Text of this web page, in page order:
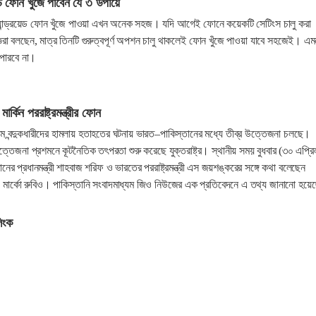
ফোন খুঁজে পাওয়া এখন অনেক সহজ। যদি আগেই ফোনে কয়েকটি সেটিংস চালু করা
বলছেন, মাত্র তিনটি গুরুত্বপূর্ণ অপশন চালু থাকলেই ফোন খুঁজে পাওয়া যাবে সহজেই।
না।
পররাষ্ট্রমন্ত্রীর ফোন
বন্দুকধারীদের হামলায় হতাহতের ঘটনায় ভারত–পাকিস্তানের মধ্যে তীব্র উত্তেজনা চলছে।
প্রশমনে কূটনৈতিক তৎপরতা শুরু করেছে যুক্তরাষ্ট্র। স্থানীয় সময় বুধবার (৩০
প্রধানমন্ত্রী শাহবাজ শরিফ ও ভারতের পররাষ্ট্রমন্ত্রী এস জয়শঙ্করের সঙ্গে কথা বলেছেন
মার্কো রুবিও। পাকিস্তানি সংবাদমাধ্যম জিও নিউজের এক প্রতিবেদনে এ তথ্য জানানো